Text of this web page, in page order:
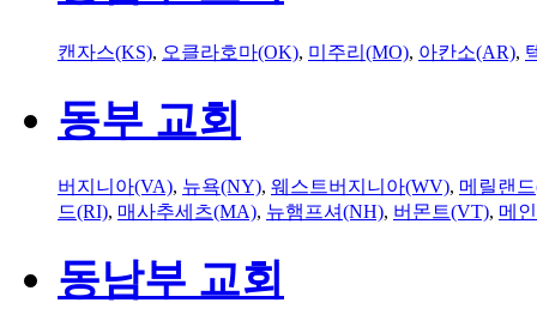
캔자스(KS), 오클라호마(OK), 미주리(MO), 아칸소(AR),
동부 교회
버지니아(VA), 뉴욕(NY), 웨스트버지니아(WV), 메릴랜
드(RI), 매사추세츠(MA), 뉴햄프셔(NH), 버몬트(VT), 메
동남부 교회